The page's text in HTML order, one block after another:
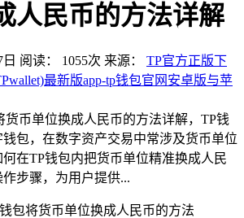
人民币的方法详解
阅读： 1055次 来源： TP官方正版下
最新版app-tp钱包官网安卓版与苹
货币单位换成人民币的方法详解，TP钱
包，在数字资产交易中常涉及货币单位
在TP钱包内把货币单位精准换成人民
步骤，为用户提供...
包将货币单位换成人民币的方法